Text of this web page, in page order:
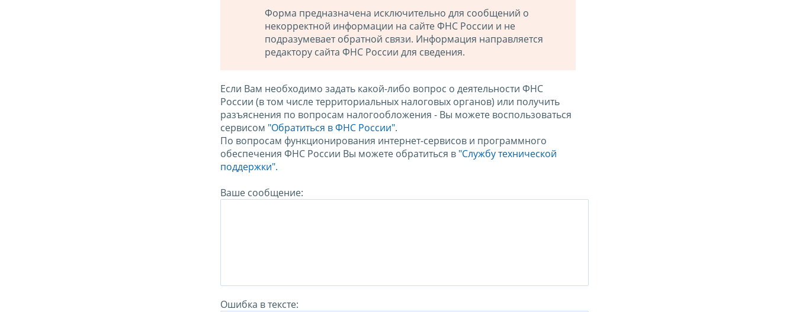
Форма предназначена исключительно для сообщений о
некорректной информации на сайте ФНС России и не
подразумевает обратной связи. Информация направляется
редактору сайта ФНС России для сведения.
Если Вам необходимо задать какой-либо вопрос о деятельности ФНС
России (в том числе территориальных налоговых органов) или получить
разъяснения по вопросам налогообложения - Вы можете воспользоваться
сервисом "Обратиться в ФНС России".
По вопросам функционирования интернет-сервисов и программного
обеспечения ФНС России Вы можете обратиться в "Службу технической
поддержки".
Ваше сообщение:
Ошибка в тексте: